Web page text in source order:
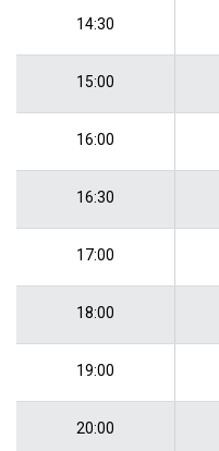
14:30
15:00
16:00
16:30
17:00
18:00
19:00
20:00